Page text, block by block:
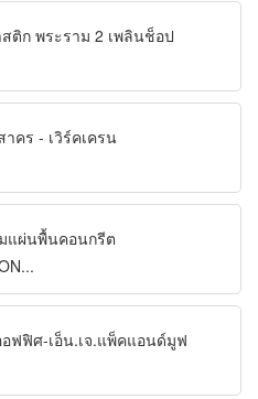
ติก พระราม 2 เพลินช็อป
คร - เวิร์คเครน
แผ่นพื้นคอนกรีต
ฟฟิศ-เอ็น.เจ.แพ็คแอนด์มูฟ